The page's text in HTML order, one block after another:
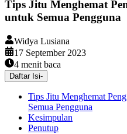
Tips Jitu Menghemat
untuk Semua Pengguna
Widya Lusiana
17 September 2023
4 menit baca
Daftar Isi-
Tips Jitu Menghemat
Semua Pengguna
Kesimpulan
Penutup